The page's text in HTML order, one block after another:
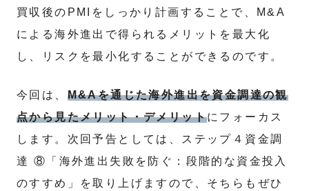
買収後のPMIをしっかり計画することで、M&A
による海外進出で得られるメリットを最大化
し、リスクを最小化することができるのです。
今回は、 M&Aを通じた海外進出を資金調達の観
点から見たメリット・デメリットにフォーカス
します。次回予告としては、ステップ４資金調
達 ⑧「海外進出失敗を防ぐ：段階的な資金投入
のすすめ」を取り上げますので、そちらもぜひ